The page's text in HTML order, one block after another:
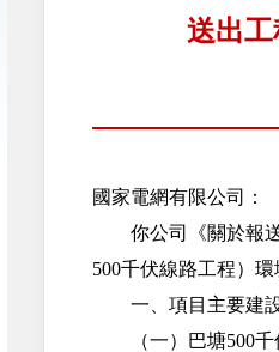
送出
國家電網有限公司：
你公司《關於報送
500千伏線路工程）
一、項目主要建
（一）巴塘500千伏